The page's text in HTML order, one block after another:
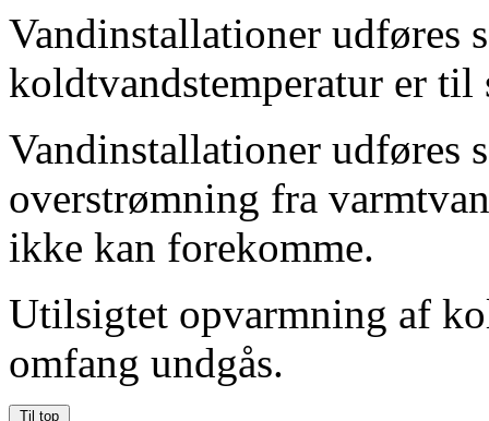
Vandinstallationer udføres
koldtvandstemperatur er til
Vandinstallationer udføres
overstrømning fra
ikke kan forekomme.
Utilsigtet opvarmning af
omfang undgås.
Til top